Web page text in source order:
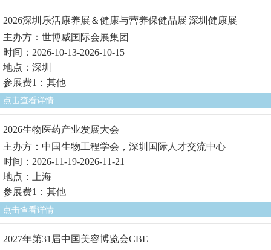
2026深圳乐活康养展＆健康与营养保健品展|深圳健康展
主办方：世博威国际会展集团
时间：2026-10-13-2026-10-15
地点：深圳
参展费1：其他
点击查看详情
2026生物医药产业发展大会
主办方：中国生物工程学会，深圳国际人才交流中心
时间：2026-11-19-2026-11-21
地点：上海
参展费1：其他
点击查看详情
2027年第31届中国美容博览会CBE